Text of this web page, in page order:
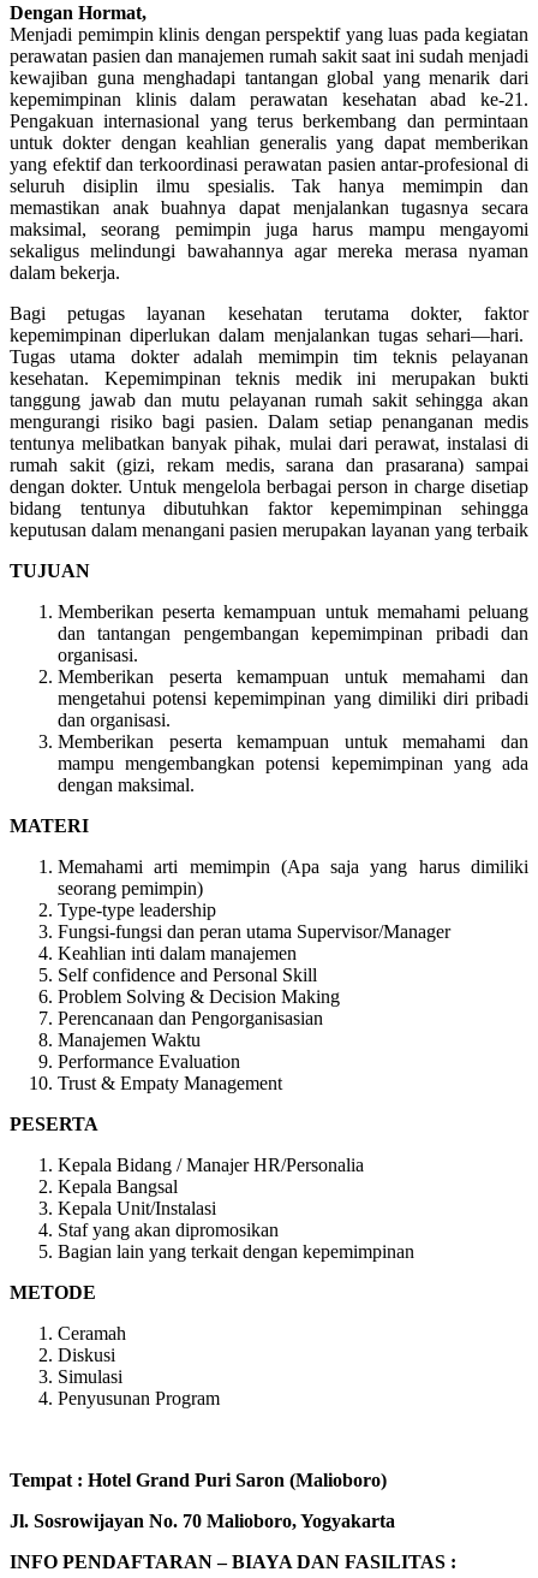
Dengan Hormat,
Menjadi pemimpin klinis dengan perspektif yang luas pada kegiatan
perawatan pasien dan manajemen rumah sakit saat ini sudah menjadi
kewajiban guna menghadapi tantangan global yang menarik dari
kepemimpinan klinis dalam perawatan kesehatan abad ke-21.
Pengakuan internasional yang terus berkembang dan permintaan
untuk dokter dengan keahlian generalis yang dapat memberikan
yang efektif dan terkoordinasi perawatan pasien antar-profesional di
seluruh disiplin ilmu spesialis. Tak hanya memimpin dan
memastikan anak buahnya dapat menjalankan tugasnya secara
maksimal, seorang pemimpin juga harus mampu mengayomi
sekaligus melindungi bawahannya agar mereka merasa nyaman
dalam bekerja.
Bagi petugas layanan kesehatan terutama dokter, faktor
kepemimpinan diperlukan dalam menjalankan tugas sehari—hari.
Tugas utama dokter adalah memimpin tim teknis pelayanan
kesehatan. Kepemimpinan teknis medik ini merupakan bukti
tanggung jawab dan mutu pelayanan rumah sakit sehingga akan
mengurangi risiko bagi pasien. Dalam setiap penanganan medis
tentunya melibatkan banyak pihak, mulai dari perawat, instalasi di
rumah sakit (gizi, rekam medis, sarana dan prasarana) sampai
dengan dokter. Untuk mengelola berbagai person in charge disetiap
bidang tentunya dibutuhkan faktor kepemimpinan sehingga
keputusan dalam menangani pasien merupakan layanan yang terbaik
TUJUAN
Memberikan peserta kemampuan untuk memahami peluang
dan tantangan pengembangan kepemimpinan pribadi dan
organisasi.
Memberikan peserta kemampuan untuk memahami dan
mengetahui potensi kepemimpinan yang dimiliki diri pribadi
dan organisasi.
Memberikan peserta kemampuan untuk memahami dan
mampu mengembangkan potensi kepemimpinan yang ada
dengan maksimal.
MATERI
Memahami arti memimpin (Apa saja yang harus dimiliki
seorang pemimpin)
Type-type leadership
Fungsi-fungsi dan peran utama Supervisor/Manager
Keahlian inti dalam manajemen
Self confidence and Personal Skill
Problem Solving & Decision Making
Perencanaan dan Pengorganisasian
Manajemen Waktu
Performance Evaluation
Trust & Empaty Management
PESERTA
Kepala Bidang / Manajer HR/Personalia
Kepala Bangsal
Kepala Unit/Instalasi
Staf yang akan dipromosikan
Bagian lain yang terkait dengan kepemimpinan
METODE
Ceramah
Diskusi
Simulasi
Penyusunan Program
Tempat : Hotel Grand Puri Saron (Malioboro)
Jl. Sosrowijayan No. 70 Malioboro, Yogyakarta
INFO PENDAFTARAN – BIAYA DAN FASILITAS :